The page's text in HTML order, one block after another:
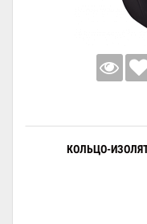
КОЛЬЦО-